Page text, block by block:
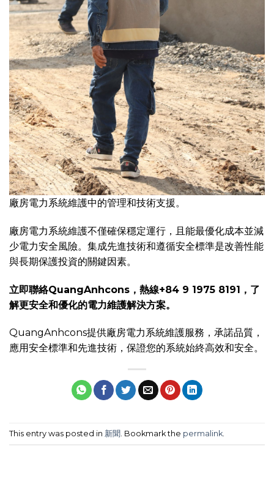
廠房電力系統維護中的管理和技術支援。
廠房電力系統維護不僅確保穩定運行，且能最優化成本並減
少電力安全風險。集成先進技術和遵循安全標準是改善性能
與長期保護投資的關鍵因素。
立即聯絡QuangAnhcons，熱線+84 9 1975 8191，了
解更安全和優化的電力維護解決方案。
QuangAnhcons提供廠房電力系統維護服務，承諾品質，
應用安全標準和先進技術，保證您的系統始終高效和安全。
This entry was posted in 新聞 . Bookmark the permalink